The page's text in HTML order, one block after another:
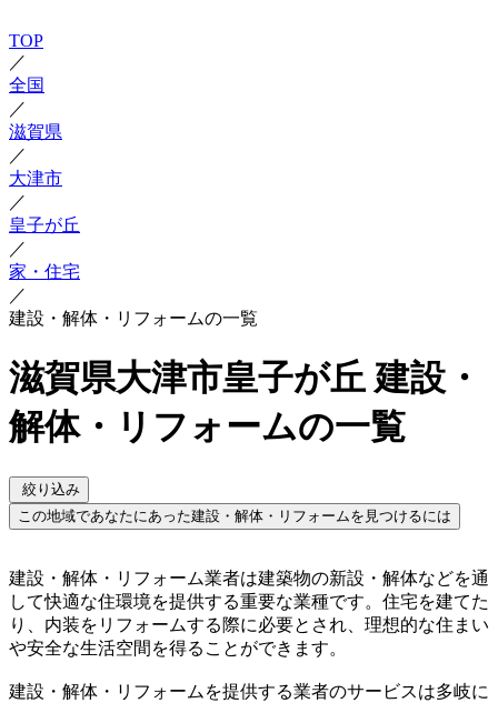
TOP
／
全国
／
滋賀県
／
大津市
／
皇子が丘
／
家・住宅
／
建設・解体・リフォームの一覧
滋賀県大津市皇子が丘 建設・
解体・リフォームの一覧
絞り込み
この地域であなたにあった建設・解体・リフォームを見つけるには
建設・解体・リフォーム業者は建築物の新設・解体などを通
して快適な住環境を提供する重要な業種です。住宅を建てた
り、内装をリフォームする際に必要とされ、理想的な住まい
や安全な生活空間を得ることができます。
建設・解体・リフォームを提供する業者のサービスは多岐に